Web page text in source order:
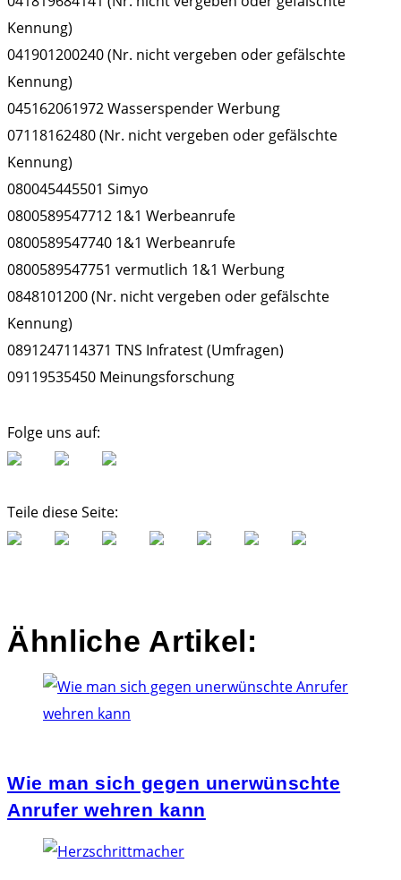
Kennung)
041901200240 (Nr. nicht vergeben oder gefälschte
Kennung)
045162061972 Wasserspender Werbung
07118162480 (Nr. nicht vergeben oder gefälschte
Kennung)
080045445501 Simyo
0800589547712 1&1 Werbeanrufe
0800589547740 1&1 Werbeanrufe
0800589547751 vermutlich 1&1 Werbung
0848101200 (Nr. nicht vergeben oder gefälschte
Kennung)
0891247114371 TNS Infratest (Umfragen)
09119535450 Meinungsforschung
Folge uns auf:
Teile diese Seite:
Ähnliche Artikel:
Wie man sich gegen unerwünschte
Anrufer wehren kann